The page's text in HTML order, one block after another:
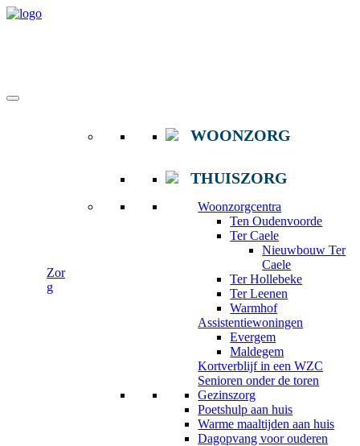
Zor
g
WOONZORG
THUISZORG
Woonzorgcentra
Ten Oudenvoorde
Ter Caele
Nieuwbouw Ter
Caele
Ter Hollebeke
Ter Leenen
Warmhof
Assistentiewoningen
Evergem
Maldegem
Kortverblijf in een WZC
Senioren onder de toren
Gezinszorg
Poetshulp aan huis
Warme maaltijden aan huis
Dagopvang voor ouderen